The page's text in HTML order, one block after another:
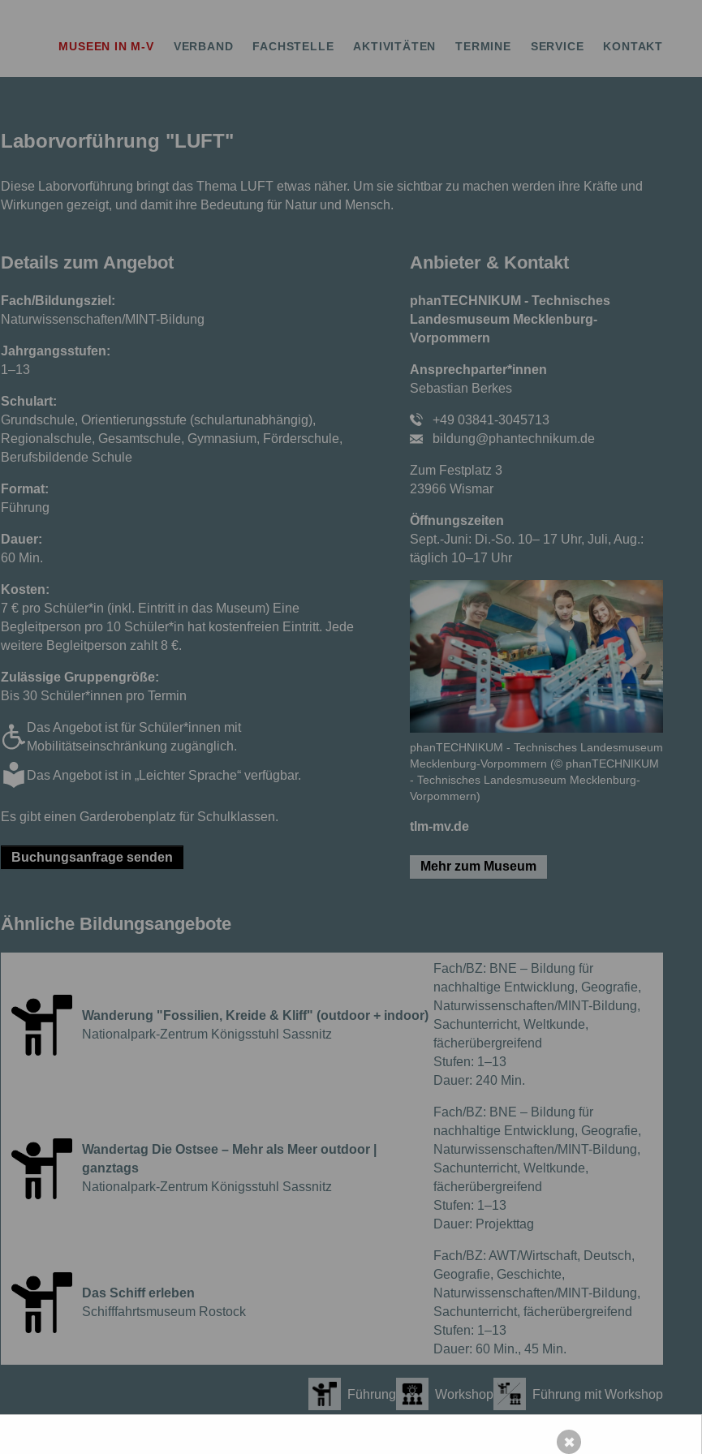
MUSEEN IN M-V VERBAND FACHSTELLE AKTIVITÄTEN TERMINE SERVICE KONTAKT
Laborvorführung "LUFT"
Diese Laborvorführung bringt das Thema LUFT etwas näher. Um sie sichtbar zu machen werden ihre Kräfte und
Wirkungen gezeigt, und damit ihre Bedeutung für Natur und Mensch.
Details zum Angebot
Fach/Bildungsziel:
Naturwissenschaften/MINT-Bildung
Jahrgangsstufen:
1–13
Schulart:
Grundschule, Orientierungsstufe (schulartunabhängig),
Regionalschule, Gesamtschule, Gymnasium, Förderschule,
Berufsbildende Schule
Format:
Führung
Dauer:
60 Min.
Kosten:
7 € pro Schüler*in (inkl. Eintritt in das Museum) Eine
Begleitperson pro 10 Schüler*in hat kostenfreien Eintritt. Jede
weitere Begleitperson zahlt 8 €.
Zulässige Gruppengröße:
Bis 30 Schüler*innen pro Termin
Das Angebot ist für Schüler*innen mit
Mobilitätseinschränkung zugänglich.
Das Angebot ist in „Leichter Sprache“ verfügbar.
Es gibt einen Garderobenplatz für Schulklassen.
Buchungsanfrage senden
Anbieter & Kontakt
phanTECHNIKUM - Technisches
Landesmuseum Mecklenburg-
Vorpommern
Ansprechparter*innen
Sebastian Berkes
+49 03841-3045713
bildung@phantechnikum.de
Zum Festplatz 3
23966 Wismar
Öffnungszeiten
Sept.-Juni: Di.-So. 10– 17 Uhr, Juli, Aug.:
täglich 10–17 Uhr
phanTECHNIKUM - Technisches Landesmuseum
Mecklenburg-Vorpommern (© phanTECHNIKUM
- Technisches Landesmuseum Mecklenburg-
Vorpommern)
tlm-mv.de
Mehr zum Museum
Ähnliche Bildungsangebote
Wanderung "Fossilien, Kreide & Kliff" (outdoor + indoor)
{{Anbieter:}}
Nationalpark-Zentrum Königsstuhl Sassnitz
Fach/BZ: BNE – Bildung für
nachhaltige Entwicklung, Geografie,
Naturwissenschaften/MINT-Bildung,
Sachunterricht, Weltkunde,
fächerübergreifend
Stufen: 1–13
Dauer: 240 Min.
Wandertag Die Ostsee – Mehr als Meer outdoor |
ganztags
{{Anbieter:}}
Nationalpark-Zentrum Königsstuhl Sassnitz
Fach/BZ: BNE – Bildung für
nachhaltige Entwicklung, Geografie,
Naturwissenschaften/MINT-Bildung,
Sachunterricht, Weltkunde,
fächerübergreifend
Stufen: 1–13
Dauer: Projekttag
Das Schiff erleben
{{Anbieter:}}
Schifffahrtsmuseum Rostock
Fach/BZ:AWT/Wirtschaft, Deutsch,
Geografie, Geschichte,
Naturwissenschaften/MINT-Bildung,
Sachunterricht, fächerübergreifend
Stufen: 1–13
Dauer: 60 Min., 45 Min.
Führung Workshop Führung mit Workshop
✖